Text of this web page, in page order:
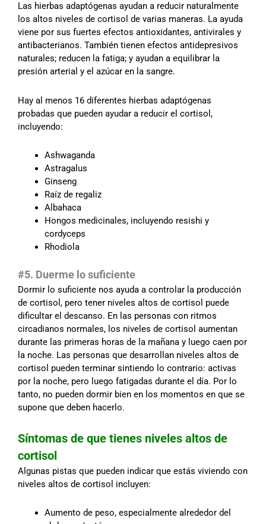
Las hierbas adaptógenas ayudan a reducir naturalmente
los altos niveles de cortisol de varias maneras. La ayuda
viene por sus fuertes efectos antioxidantes, antivirales y
antibacterianos. También tienen efectos antidepresivos
naturales; reducen la fatiga; y ayudan a equilibrar la
presión arterial y el azúcar en la sangre.
Hay al menos 16 diferentes hierbas adaptógenas
probadas que pueden ayudar a reducir el cortisol,
incluyendo:
Ashwaganda
Astragalus
Ginseng
Raíz de regaliz
Albahaca
Hongos medicinales, incluyendo resishi y
cordyceps
Rhodiola
#5. Duerme lo suficiente
Dormir lo suficiente nos ayuda a controlar la producción
de cortisol, pero tener niveles altos de cortisol puede
dificultar el descanso. En las personas con ritmos
circadianos normales, los niveles de cortisol aumentan
durante las primeras horas de la mañana y luego caen por
la noche. Las personas que desarrollan niveles altos de
cortisol pueden terminar sintiendo lo contrario: activas
por la noche, pero luego fatigadas durante el día. Por lo
tanto, no pueden dormir bien en los momentos en que se
supone que deben hacerlo.
Síntomas de que tienes niveles altos de
cortisol
Algunas pistas que pueden indicar que estás viviendo con
niveles altos de cortisol incluyen:
Aumento de peso, especialmente alrededor del